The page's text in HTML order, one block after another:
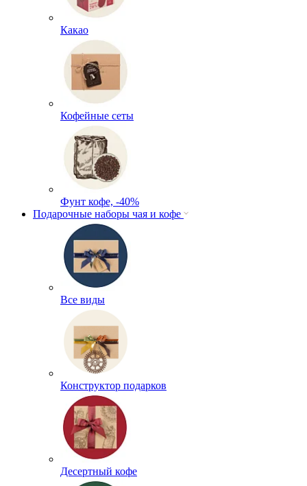
Какао
Кофейные сеты
Фунт кофе, -40%
Подарочные наборы чая и кофе
Все виды
Конструктор подарков
Десертный кофе